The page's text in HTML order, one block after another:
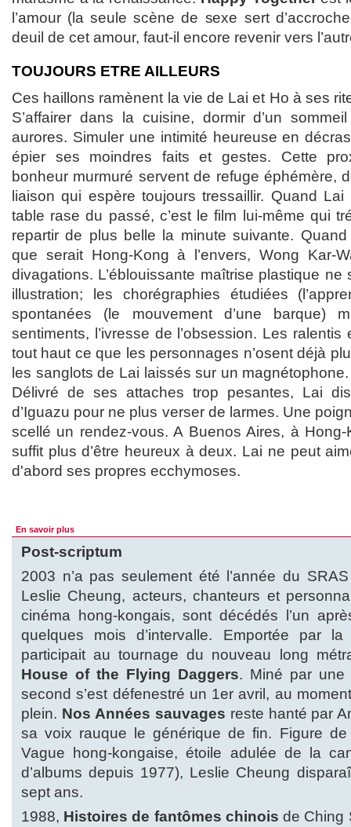
l’amour (la seule scène de sexe sert
deuil de cet amour, faut-il encore revenir vers
TOUJOURS ETRE AILLEURS
Ces haillons ramènent la vie de Lai et Ho à ses
S’affairer dans la cuisine, dormir d’un
aurores. Simuler une intimité heureuse en
épier ses moindres faits et gestes. Cette
bonheur murmuré servent de refuge éphémère,
liaison qui espère toujours tressaillir. Quand
table rase du passé, c’est le film lui-même qui
repartir de plus belle la minute suivante. Quand
que serait Hong-Kong à l’envers, Wong Kar-
divagations. L’éblouissante maîtrise plastique
illustration; les chorégraphies étudiées
spontanées (le mouvement d’une barque)
sentiments, l’ivresse de l’obsession. Les
tout haut ce que les personnages n’osent déjà
les sanglots de Lai laissés sur un
Délivré de ses attaches trop pesantes, Lai
d’Iguazu pour ne plus verser de larmes. Une
scellé un rendez-vous. A Buenos Aires, à
suffit plus d’être heureux à deux. Lai ne peut
d'abord ses propres ecchymoses.
En savoir plus
Post-scriptum
2003 n’a pas seulement été l’année du
Leslie Cheung, acteurs, chanteurs et
cinéma hong-kongais, sont décédés l’un
quelques mois d’intervalle. Emportée par
participait au tournage du nouveau long
House of the Flying Daggers. Miné par une
second s’est défenestré un 1er avril, au
plein. Nos Années sauvages reste hanté par
sa voix rauque le générique de fin. Figure
Vague hong-kongaise, étoile adulée de la
d’albums depuis 1977), Leslie Cheung
sept ans.
1988, Histoires de fantômes chinois de Ching